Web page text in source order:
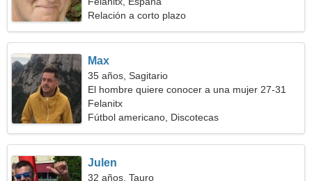
Relación a corto plazo
Max
35 años, Sagitario
El hombre quiere conocer a una mujer 27-31
Felanitx
Fútbol americano, Discotecas
Julen
32 años, Tauro